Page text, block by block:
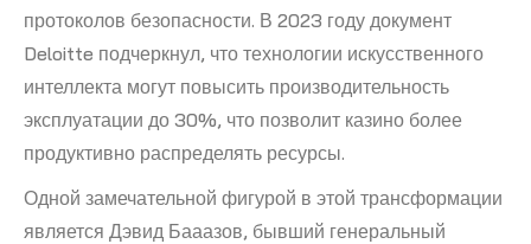
протоколов безопасности. В 2023 году документ
Deloitte подчеркнул, что технологии искусственного
интеллекта могут повысить производительность
эксплуатации до 30%, что позволит казино более
продуктивно распределять ресурсы.
Одной замечательной фигурой в этой трансформации
является Дэвид Бааазов, бывший генеральный